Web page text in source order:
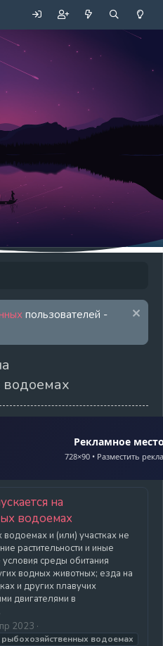
пользователей -
водоемах
Рекламное
728×90 • Разместить
на
водоемах
и (или) участках не
растительности и иные
среды обитания
водных животных; езда на
и других плавучих
двигателями в
2023
рыбохозяйственных водоемах